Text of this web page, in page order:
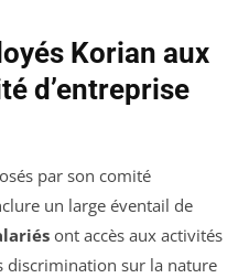
Korian aux
d’entreprise
par son comité
un large éventail de
ont accès aux activités
discrimination sur la nature